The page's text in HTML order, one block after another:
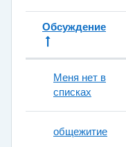
Список
Статус
Обсуждение
Меня нет в
списках
общежитие